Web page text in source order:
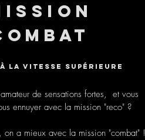
à la vitesse supérieurE
de sensations fortes, et vous
ennuyer avec la mission "reco" ?
on a mieux avec la mission "combat" !